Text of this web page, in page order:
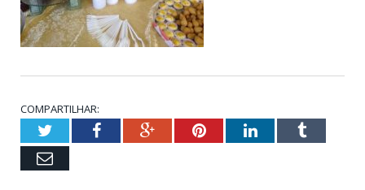
COMPARTILHAR:
TwitterFacebookGoogle+PinterestLinkedInTumblr
Email